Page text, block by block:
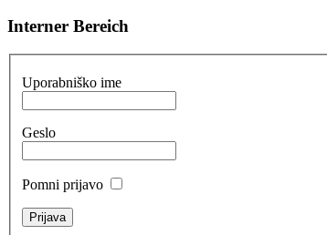
Interner Bereich
Uporabniško ime
Geslo
Pomni prijavo